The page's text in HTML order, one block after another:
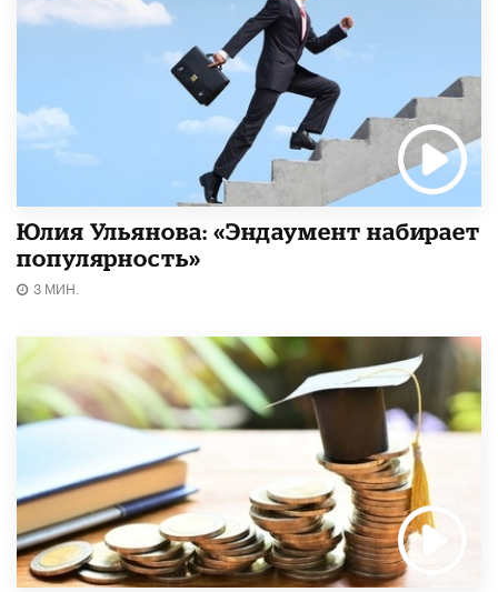
Юлия Ульянова: «Эндаумент набирает
популярность»
3 МИН.